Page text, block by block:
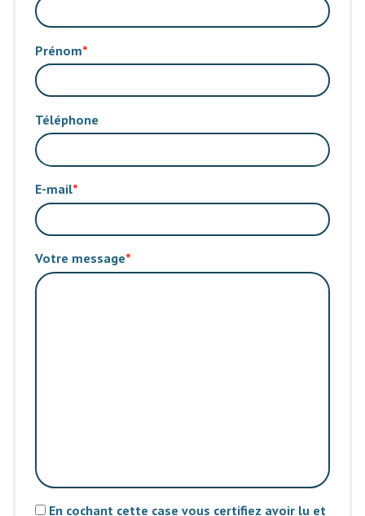
Prénom
Téléphone
E-mail
Votre message
En cochant cette case vous certifiez avoir lu et